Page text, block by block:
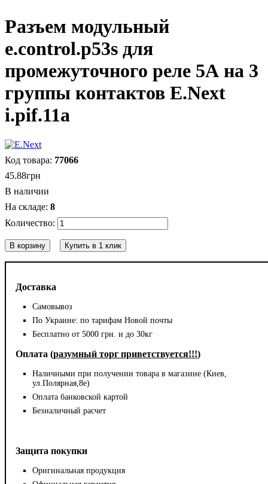
Разъем модульный
e.control.p53s для
промежуточного реле 5А на 3
группы контактов E.Next
i.pif.11a
Доставка
Самовывоз
По Украине: по тарифам Новой почты
Бесплатно от 5000 грн. и до 30кг
Оплата (разумный торг приветствуется!!!)
Наличными при получении товара в магазине (Киев,
ул.Полярная,8е)
Оплата банковской картой
Безналичный расчет
Защита покупки
Оригинальная продукция
77066
45.88грн
В наличии
8
В корзину Купить в 1 клик